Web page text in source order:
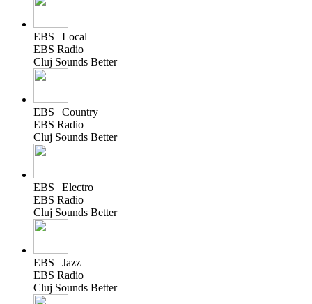
EBS | Local
EBS Radio
Cluj Sounds Better
EBS | Country
EBS Radio
Cluj Sounds Better
EBS | Electro
EBS Radio
Cluj Sounds Better
EBS | Jazz
EBS Radio
Cluj Sounds Better